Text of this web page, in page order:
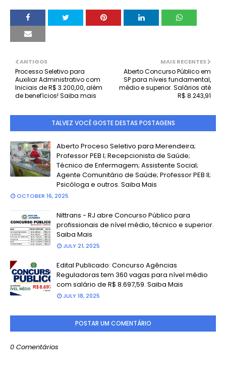
MAIS RECENTES
Aberto Concurso Público em
SP para níveis fundamental,
médio e superior. Salários até
R$ 8.243,91
ANTIGOS
Processo Seletivo para
Auxiliar Administrativo com
Iniciais de R$ 3.200,00, além
de benefícios! Saiba mais
TALVEZ VOCÊ GOSTE DESTAS POSTAGENS
Aberto Proceso Seletivo para Merendeira;
Professor PEB I; Recepcionista de Saúde;
Técnico de Enfermagem; Assistente Social;
Agente Comunitário de Saúde; Professor PEB II;
Psicóloga e outros. Saiba Mais
OCTOBER 16, 2025
Nittrans - RJ abre Concurso Público para
profissionais de nível médio, técnico e superior.
Saiba Mais
JULY 21, 2025
Edital Publicado: Concurso Agências
Reguladoras tem 360 vagas para nível médio
com salário de R$ 8.697,59. Saiba Mais
JULY 18, 2025
POSTAR UM COMENTÁRIO
0 Comentários